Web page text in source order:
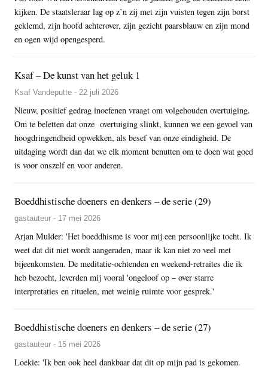
kijken. De staatsleraar lag op z’n zij met zijn vuisten tegen zijn borst
geklemd, zijn hoofd achterover, zijn gezicht paarsblauw en zijn mond
en ogen wijd opengesperd.
Ksaf – De kunst van het geluk 1
Ksaf Vandeputte - 22 juli 2026
Nieuw, positief gedrag inoefenen vraagt om volgehouden overtuiging.
Om te beletten dat onze overtuiging slinkt, kunnen we een gevoel van
hoogdringendheid opwekken, als besef van onze eindigheid. De
uitdaging wordt dan dat we elk moment benutten om te doen wat goed
is voor onszelf en voor anderen.
Boeddhistische doeners en denkers – de serie (29)
gastauteur - 17 mei 2026
Arjan Mulder: 'Het boeddhisme is voor mij een persoonlijke tocht. Ik
weet dat dit niet wordt aangeraden, maar ik kan niet zo veel met
bijeenkomsten. De meditatie-ochtenden en weekend-retraites die ik
heb bezocht, leverden mij vooral 'ongeloof op – over starre
interpretaties en rituelen, met weinig ruimte voor gesprek.'
Boeddhistische doeners en denkers – de serie (27)
gastauteur - 15 mei 2026
Loekie: 'Ik ben ook heel dankbaar dat dit op mijn pad is gekomen.